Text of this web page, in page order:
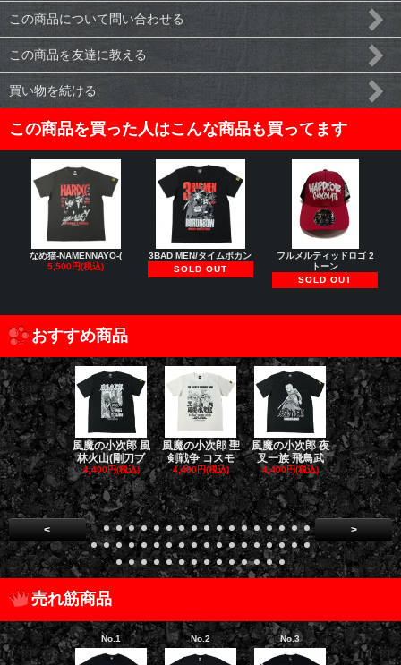
この商品について問い合わせる
この商品を友達に教える
買い物を続ける
この商品を買った人はこんな商品も買ってます
なめ猫-NAMENNAYO-(
5,500円(税込)
3BAD MEN/タイムボカン
SOLD OUT
フルメルティッドロゴ 2
トーン
SOLD OUT
おすすめ商品
風魔の小次郎 風
林火山(剛刀ブ
4,400円(税込)
風魔の小次郎 聖
剣戦争 コスモ
4,400円(税込)
風魔の小次郎 夜
叉一族 飛鳥武
4,400円(税込)
風魔の小次
魔一族 竜
4,400円(税
< >
売れ筋商品
No.1 No.2 No.3 No.4